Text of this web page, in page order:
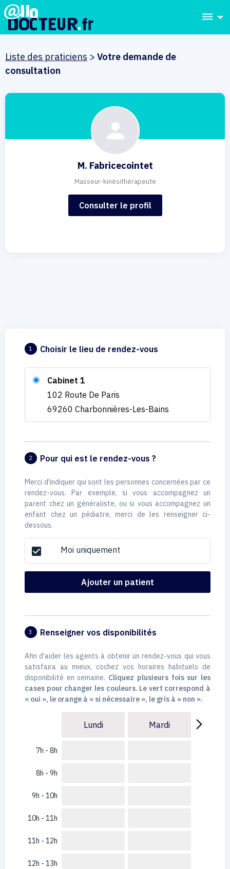
dehaze
Liste des praticiens > Votre demande de
consultation
M. Fabricecointet
Masseur-kinésithérapeute
Consulter le profil
1 Choisir le lieu de rendez-vous
Cabinet 1
102 Route De Paris
69260 Charbonnières-Les-Bains
2 Pour qui est le rendez-vous ?
Merci d'indiquer qui sont les personnes concernées par ce
rendez-vous. Par exemple, si vous accompagnez un
parent chez un généraliste, ou si vous accompagnez un
enfant chez un pédiatre, merci de les renseigner ci-
dessous.
check_box Moi uniquement
Ajouter un patient
3 Renseigner vos disponibilités
Afin d’aider les agents à obtenir un rendez-vous qui vous
satisfaira au mieux, cochez vos horaires habituels de
disponibilité en semaine. Cliquez plusieurs fois sur les
cases pour changer les couleurs. Le vert correspond à
« oui », le orange à « si nécessaire », le gris à « non ».
7h - 8h
8h - 9h
9h - 10h
10h - 11h
11h - 12h
12h - 13h
Lundi Mardi arrow_forward_ios